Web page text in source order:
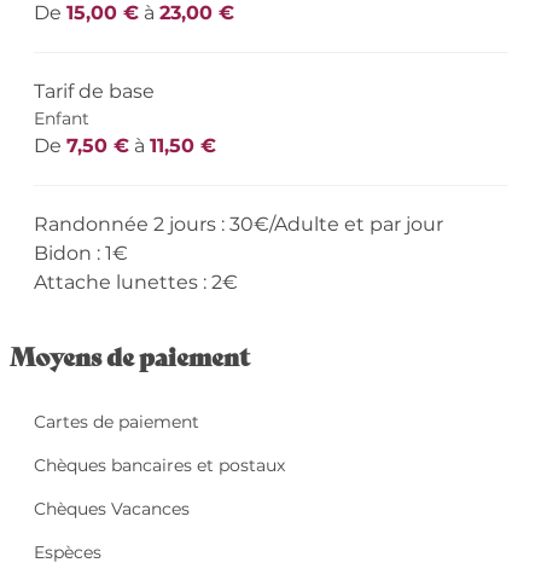
De 15,00 €à 23,00 €
Tarif de base
Enfant
De 7,50 €à 11,50 €
Randonnée 2 jours : 30€/Adulte et par jour
Bidon : 1€
Attache lunettes : 2€
Moyens de paiement
Cartes de paiement
Chèques bancaires et postaux
Chèques Vacances
Espèces